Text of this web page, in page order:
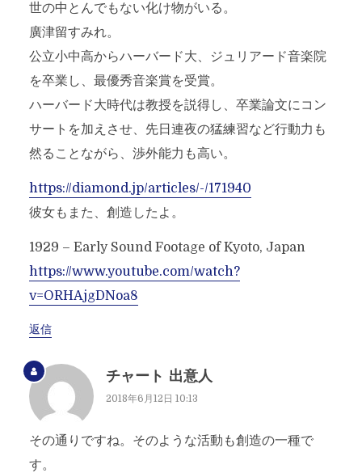
世の中とんでもない化け物がいる。
廣津留すみれ。
公立小中高からハーバード大、ジュリアード音楽院
を卒業し、最優秀音楽賞を受賞。
ハーバード大時代は教授を説得し、卒業論文にコン
サートを加えさせ、先日連夜の猛練習など行動力も
然ることながら、渉外能力も高い。
https://diamond.jp/articles/-/171940
彼女もまた、創造したよ。
1929 – Early Sound Footage of Kyoto, Japan
https://www.youtube.com/watch?
v=ORHAjgDNoa8
返信
チャート 出意人
2018年6月12日 10:13
その通りですね。そのような活動も創造の一種で
す。